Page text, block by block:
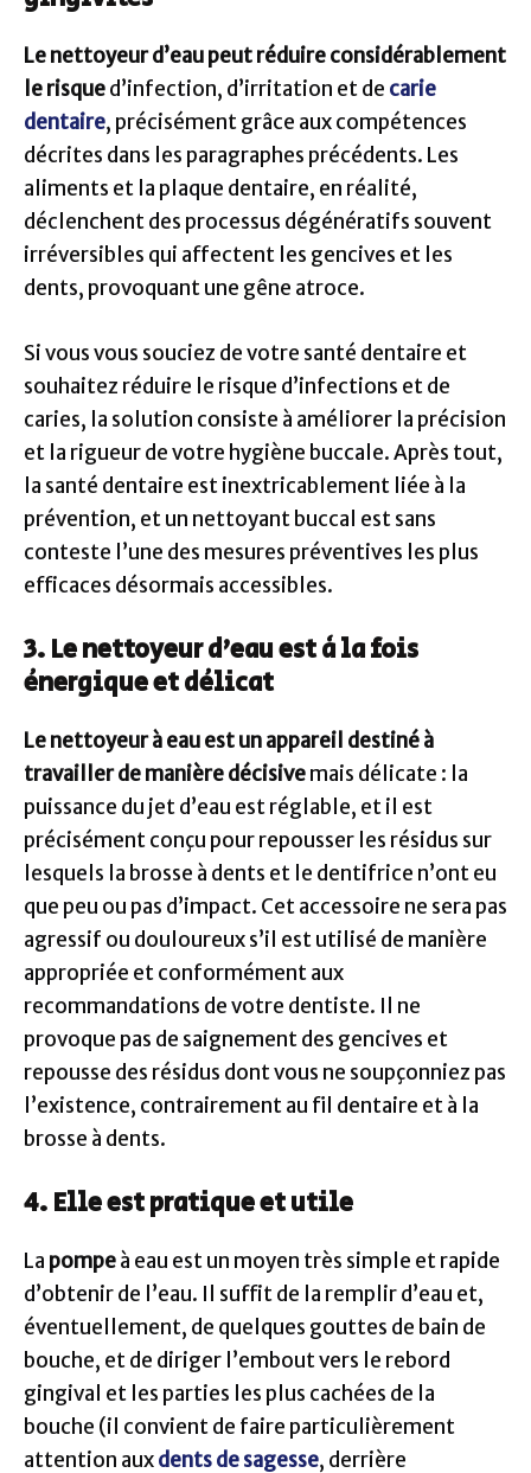
Le nettoyeur d’eau peut réduire considérablement
le risqued’infection, d’irritation et de carie
dentaire, précisément grâce aux compétences
décrites dans les paragraphes précédents. Les
aliments et la plaque dentaire, en réalité,
déclenchent des processus dégénératifs souvent
irréversibles qui affectent les gencives et les
dents, provoquant une gêne atroce.
Si vous vous souciez de votre santé dentaire et
souhaitez réduire le risque d’infections et de
caries, la solution consiste à améliorer la précision
et la rigueur de votre hygiène buccale. Après tout,
la santé dentaire est inextricablement liée à la
prévention, et un nettoyant buccal est sans
conteste l’une des mesures préventives les plus
efficaces désormais accessibles.
3. Le nettoyeur d’eau est à la fois
énergique et délicat
Le nettoyeur à eau est un appareil destiné à
travailler de manière décisivemais délicate : la
puissance du jet d’eau est réglable, et il est
précisément conçu pour repousser les résidus sur
lesquels la brosse à dents et le dentifrice n’ont eu
que peu ou pas d’impact. Cet accessoire ne sera pas
agressif ou douloureux s’il est utilisé de manière
appropriée et conformément aux
recommandations de votre dentiste. Il ne
provoque pas de saignement des gencives et
repousse des résidus dont vous ne soupçonniez pas
l’existence, contrairement au fil dentaire et à la
brosse à dents.
4. Elle est pratique et utile
La pompeà eau est un moyen très simple et rapide
d’obtenir de l’eau. Il suffit de la remplir d’eau et,
éventuellement, de quelques gouttes de bain de
bouche, et de diriger l’embout vers le rebord
gingival et les parties les plus cachées de la
bouche (il convient de faire particulièrement
attention auxdents de sagesse, derrière